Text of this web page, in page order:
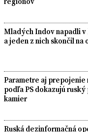
Mladých Indov napadli
a jeden z nich skončil na
Parametre aj prepojenie
podľa PS dokazujú
kamier
Ruská dezinformačná